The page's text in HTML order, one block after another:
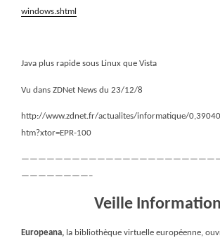
windows.shtml
Java plus rapide sous Linux que Vista
Vu dans ZDNet News du 23/12/8
http://www.zdnet.fr/actualites/informatique/
htm?xtor=EPR-100
————————–
Veille Information
Europeana, la bibliothèque virtuelle européenne,